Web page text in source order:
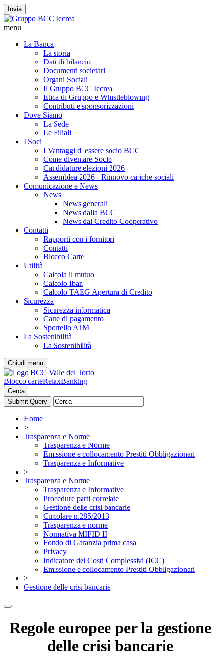
Invia
menu
La Banca
La storia
Dati di bilancio
Documenti societari
Organi Sociali
Il Gruppo BCC Iccrea
Etica di Gruppo e Whistleblowing
Contributi e sponsorizzazioni
Dove Siamo
La Sede
Le Filiali
I Soci
I Vantaggi di essere socio BCC
Come diventare Socio
Candidature elezioni 2026
Assemblea 2026 - Rinnovo cariche sociali
Comunicazione e News
News
News generali
News dalla BCC
News dal Credito Cooperativo
Contatti
Rapporti con i fornitori
Contatti
Blocco Carte
Utilità
Calcola il mutuo
Calcolo Iban
Calcolo TAEG Apertura di Credito
Sicurezza
Sicurezza informatica
Carte di pagamento
Sportello ATM
La Sostenibilità
La Sostenibilità
Chiudi menu
Blocco carteRelaxBanking
Cerca
Home
>
Trasparenza e Norme
Trasparenza e Norme
Emissione e collocamento Prestiti Obbligazionari
Trasparenza e Informative
>
Trasparenza e Norme
Trasparenza e Informative
Procedure parti correlate
Gestione delle crisi bancarie
Circolare n.285/2013
Trasparenza e norme
Normativa MIFID II
Fondo di Garanzia prima casa
Privacy
Indicatore dei Costi Complessivi (ICC)
Emissione e collocamento Prestiti Obbligazionari
>
Gestione delle crisi bancarie
Regole europee per la gestione
delle crisi bancarie